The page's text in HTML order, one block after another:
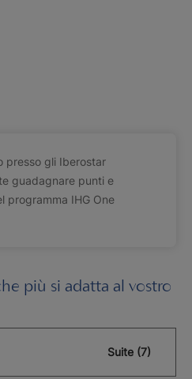
presso gli Iberostar
guadagnare punti e
programma IHG One
più si adatta al vostro
Suite (7)